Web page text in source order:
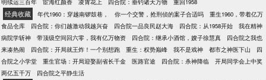
明续运三百年
宦海红颜香 凌霄花上 四合院：垂钓诸天万物 重回1958
经典收藏 年代1960：穿越南锣鼓巷， 你一个交警，抢刑侦的案子合适吗
重生1960，带着亿万
食品仓库
四合院：你们越激动我越兴奋 四合院一品良民赵大海 四合院：从1958开始
我在精神
病院学斩神
带顶级空间回六零，我有亿万物资 四合院：继承小酒馆，嫂子徐慧真
四合院之我也
来凑热闹
四合院：开局就王炸！一个别想跑 重生：权势巅峰 我不是戏神 都市之神医下山
四
合院之小学堂
重生官场：开局迎娶副省长千金 医路官途 四合院：杀神降临
开局同学会上中奖
两亿五千万
四合院之平静生活